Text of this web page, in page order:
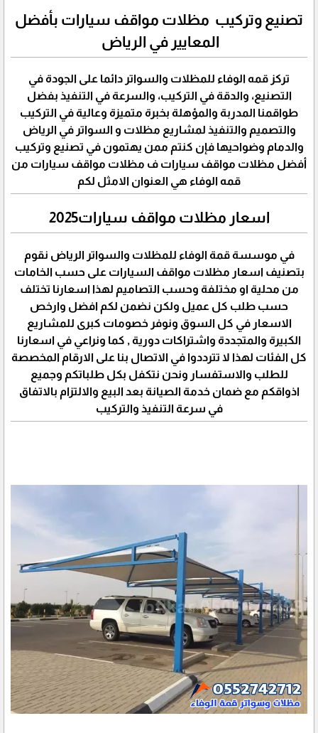
تصنيع وتركيب مظلات مواقف سيارات بأفضل
المعايير في الرياض
تركز قمه الوفاء للمظلات والسواتر دائما على الجودة في
التصنيع، والدقة في التركيب، والسرعة في التنفيذ بفضل
طواقمنا المدربة والمؤهلة بخبرة متميزة وعالية في التركيب
والتصميم والتنفيذ لمشاريع مظلات و السواتر في الرياض
والدمام وضواحيها فإن كنتم ممن يهتمون في تصنيع وتركيب
أفضل مظلات مواقف سيارات ف مظلات مواقف سيارات من
قمه الوفاء هي العنوان الامثل لكم
اسعار مظلات مواقف سيارات2025
في موسسة قمة الوفاء للمظلات والسواتر الرياض نقوم
بتصنيف اسعار مظلات مواقف السيارات على حسب الخامات
من محلية او مختلفة وحسب التصاميم لهذا اسعارنا تختلف
حسب طلب كل عميل ولكن نضمن لكم افضل وارخص
الاسعار في كل السوق ونوفر خصومات كبرى للمشاريع
الكبيرة والمتجددة واشتراكات دورية , كما ونراعي في اسعارنا
كل الفئات لهذا لا تترددوا في الاتصال بنا على الارقام المخصصة
للطلب والاستفسار ونحن نتكفل بكل طلباتكم وجميع
اذواقكم مع ضمان خدمة الصيانة بعد البيع والالتزام بالاتفاق
في سرعة التنفيذ والتركيب